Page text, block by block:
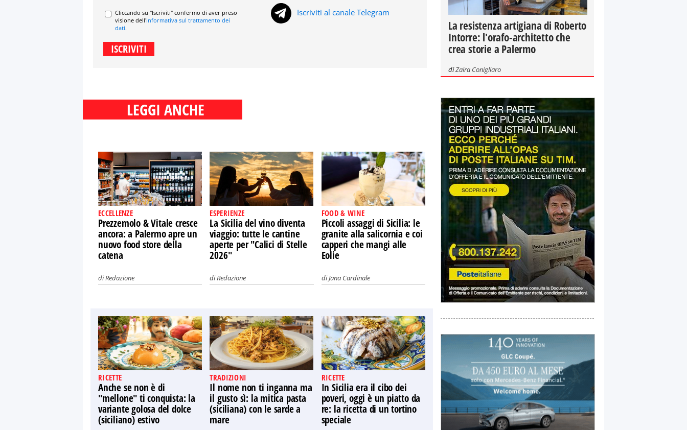
Cliccando su "Iscriviti" confermo di aver preso
visione dell'informativa sul trattamento dei
dati.
Iscriviti al canale Telegram
LEGGI ANCHE
ECCELLENZE
Prezzemolo & Vitale cresce
ancora: a Palermo apre un
nuovo food store della
catena
diRedazione
ESPERIENZE
La Sicilia del vino diventa
viaggio: tutte le cantine
aperte per "Calici di Stelle
2026"
diRedazione
FOOD & WINE
Piccoli assaggi di Sicilia: le
granite alla salicornia e coi
capperi che mangi alle
Eolie
diJana Cardinale
RICETTE
Anche se non è di
"mellone" ti conquista: la
variante golosa del dolce
(siciliano) estivo
TRADIZIONI
Il nome non ti inganna ma
il gusto sì: la mitica pasta
(siciliana) con le sarde a
mare
RICETTE
In Sicilia era il cibo dei
poveri, oggi è un piatto da
re: la ricetta di un tortino
speciale
La resistenza artigiana di Roberto
Intorre: l'orafo-architetto che
crea storie a Palermo
diZaira Conigliaro